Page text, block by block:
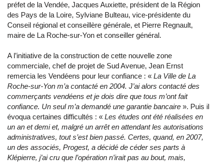
préfet de la Vendée, Jacques Auxiette, président de la Région
des Pays de la Loire, Sylviane Bulteau, vice-présidente du
Conseil régional et conseillère générale, et Pierre Regnault,
maire de La Roche-sur-Yon et conseiller général.
A l’initiative de la construction de cette nouvelle zone
commerciale, chef de projet de Sud Avenue, Jean Ernst
remercia les Vendéens pour leur confiance : « La Ville de La
Roche-sur-Yon m’a contacté en 2004. J’ai alors contacté des
commerçants vendéens et je dois dire que tous m’ont fait
confiance. Un seul m’a demandé une garantie bancaire ». Puis il
évoqua certaines difficultés : « Les études ont été réalisées en
un an et demi et, malgré un arrêt en attendant les autorisations
administratives, tout s’est bien passé. Certes, quand, en 2007,
un des associés, Progest, a décidé de céder ses parts à
Klépierre, j’ai cru que l’opération n’irait pas au bout, mais,